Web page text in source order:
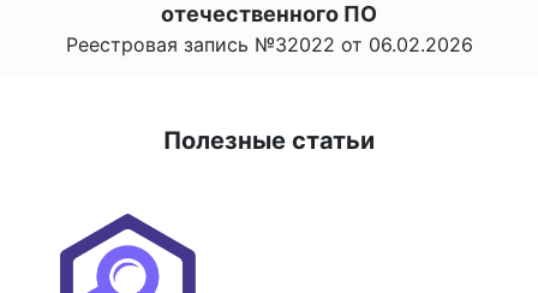
отечественного ПО
Реестровая запись №32022 от 06.02.2026
Полезные статьи